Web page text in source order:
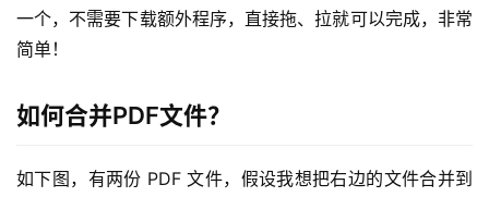
一个，不需要下载额外程序，直接拖、拉就可以完成，非常
简单！
如何合并PDF文件？
如下图，有两份 PDF 文件，假设我想把右边的文件合并到